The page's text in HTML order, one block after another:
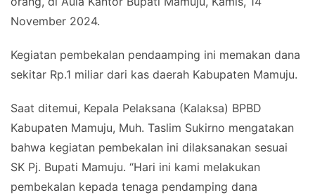
November 2024.
Kegiatan pembekalan pendaamping ini memakan dana
sekitar Rp.1 miliar dari kas daerah Kabupaten Mamuju.
Saat ditemui, Kepala Pelaksana (Kalaksa) BPBD
Kabupaten Mamuju, Muh. Taslim Sukirno mengatakan
bahwa kegiatan pembekalan ini dilaksanakan sesuai
SK Pj. Bupati Mamuju. “Hari ini kami melakukan
pembekalan kepada tenaga pendamping dana